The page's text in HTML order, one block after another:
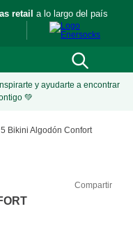
retail a lo largo del país
y ayudarte a encontrar
💚
5 Bikini Algodón Confort
Compartir